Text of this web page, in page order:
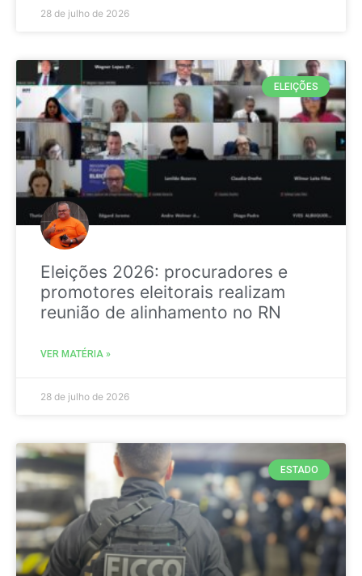
28 de julho de 2026
ELEIÇÕES
Eleições 2026: procuradores e
promotores eleitorais realizam
reunião de alinhamento no RN
VER MATÉRIA »
28 de julho de 2026
ESTADO